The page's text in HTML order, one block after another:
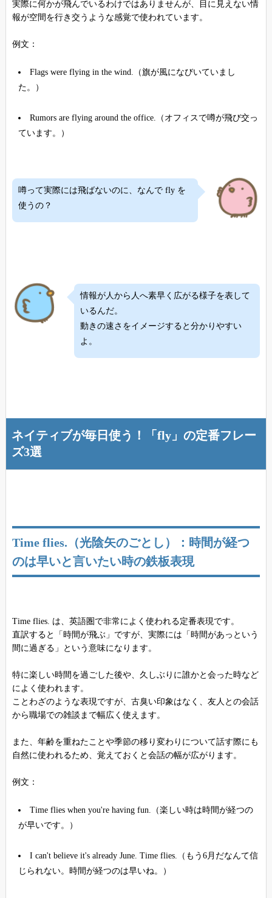
実際に何かが飛んでいるわけではありませんが、目に見えない情
報が空間を行き交うような感覚で使われています。
例文：
Flags were flying in the wind.（旗が風になびいていまし
た。）
Rumors are flying around the office.（オフィスで噂が飛び交っ
ています。）
噂って実際には飛ばないのに、なんで fly を
使うの？
情報が人から人へ素早く広がる様子を表して
いるんだ。
動きの速さをイメージすると分かりやすい
よ。
ネイティブが毎日使う！「fly」の定番フレー
ズ3選
Time flies.（光陰矢のごとし）：時間が経つ
のは早いと言いたい時の鉄板表現
Time flies. は、英語圏で非常によく使われる定番表現です。
直訳すると「時間が飛ぶ」ですが、実際には「時間があっという
間に過ぎる」という意味になります。
特に楽しい時間を過ごした後や、久しぶりに誰かと会った時など
によく使われます。
ことわざのような表現ですが、古臭い印象はなく、友人との会話
から職場での雑談まで幅広く使えます。
また、年齢を重ねたことや季節の移り変わりについて話す際にも
自然に使われるため、覚えておくと会話の幅が広がります。
例文：
Time flies when you're having fun.（楽しい時は時間が経つの
が早いです。）
I can't believe it's already June. Time flies.（もう6月だなんて信
じられない。時間が経つのは早いね。）